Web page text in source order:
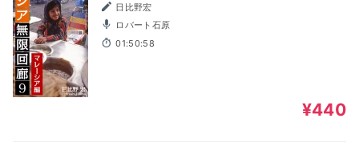
日比野宏
ロバート石原
01:50:58
¥440